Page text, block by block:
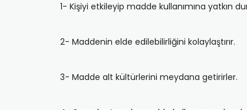
1- Kişiyi etkileyip madde kullanımına yatkın
2- Maddenin elde edilebilirliğini kolaylaştırır.
3- Madde alt kültürlerini meydana getirirler.